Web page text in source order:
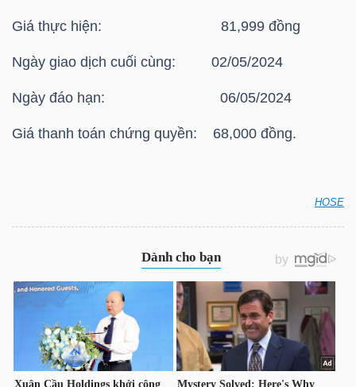
Giá thực hiện: 81,999 đồng
Ngày giao dịch cuối cùng: 02/05/2024
Ngày đáo hạn: 06/05/2024
Giá thanh toán chứng quyền: 68,000 đồng.
HOSE
HÓA
KINH
ĐÔNG
DƯƠNG